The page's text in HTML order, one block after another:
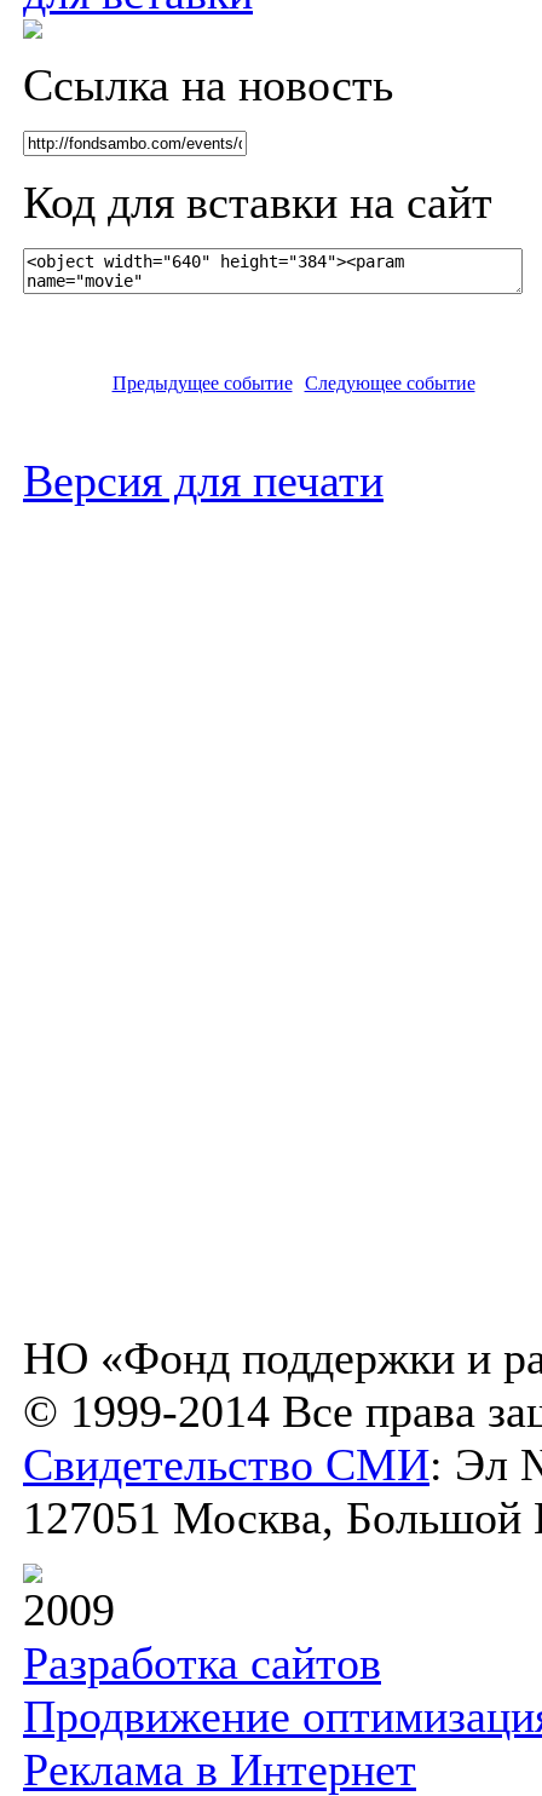
Ссылка на новость
Код для вставки на сайт
Предыдущее событие Следующее событие
Версия для печати
НО «Фонд поддержки и
© 1999-2014 Все права
Свидетельство СМИ: Эл
127051 Москва, Большой
2009
Разработка сайтов
Продвижение
Реклама в Интернет